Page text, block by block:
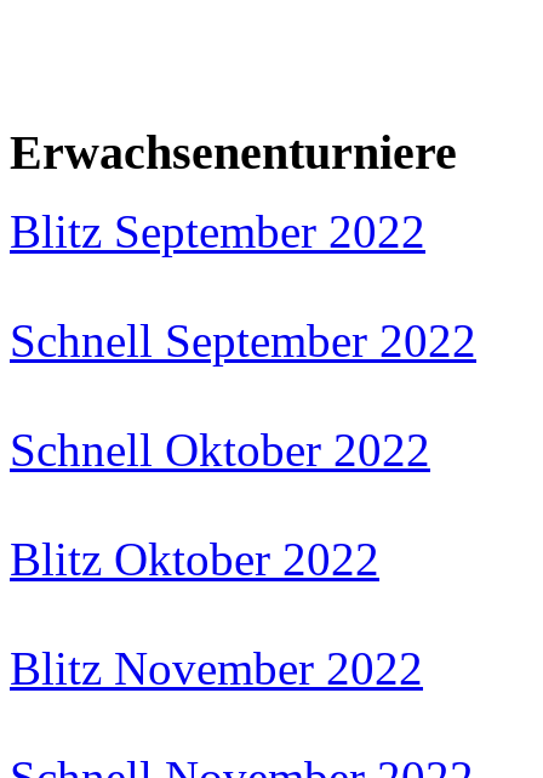
Erwachsenenturniere
Blitz September 2022
Schnell September 2022
Schnell Oktober 2022
Blitz Oktober 2022
Blitz November 2022